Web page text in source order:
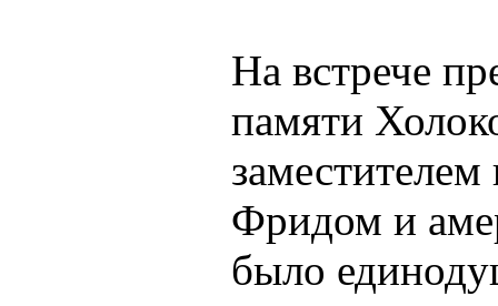
На встрече
памяти
Фридом и
было